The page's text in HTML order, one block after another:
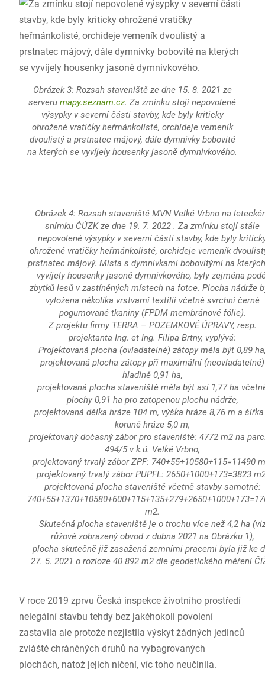
Obrázek 3: Rozsah staveniště ze dne 15. 8. 2021 ze
serverumapy.seznam.cz. Za zmínku stojí nepovolené
výsypky v severní části stavby, kde byly kriticky
ohrožené vratičky heřmánkolisté, orchideje vemeník
dvoulistý a prstnatec májový, dále dymnivky bobovité
na kterých se vyvíjely housenky jasoně dymnivkového.
Obrázek 4:Rozsah staveniště MVN Velké Vrbno na
snímku ČÚZK ze dne 19. 7. 2022 . Za zmínku stojí stále
nepovolené výsypky v severní části stavby, kde byly
ohrožené vratičky heřmánkolisté, orchideje vemeník
prstnatec májový. Místa s dymnivkami bobovitými na
vyvíjely housenky jasoně dymnivkového, byly zejména
zbytků lesů v zastíněných místech na fotce. Plocha nádrže
vyložena několika vrstvami textilií včetně svrchní černé
pogumované tkaniny (FPDM membránové fólie).
Z projektu firmy TERRA – POZEMKOVÉ ÚPRAVY, resp.
projektanta Ing. et Ing. Filipa Brtny, vyplývá:
Projektovaná plocha (ovladatelné) zátopy měla být 0,89
projektovaná plocha zátopy při maximální (neovladatelné)
hladině 0,91 ha,
projektovaná plocha staveniště měla být asi 1,77 ha
plochy 0,91 ha pro zatopenou plochu nádrže,
projektovaná délka hráze 104 m, výška hráze 8,76 m a
koruně hráze 5,0 m,
projektovaný dočasný zábor pro staveniště: 4772 m2 na
494/5 v k.ú. Velké Vrbno,
projektovaný trvalý zábor ZPF: 740+55+10580+115=11490
projektovaný trvalý zábor PUPFL: 2650+1000+173=3823
projektovaná plocha staveniště včetně stavby samotné:
m2.
Skutečná plocha staveniště je o trochu více než 4,2 ha
růžově zobrazený obvod z dubna 2021 na Obrázku 1),
plocha skutečně již zasažená zemními pracemi byla již ke
27. 5. 2021 o rozloze 40 892 m2 dle geodetického měření
V roce 2019 zprvu Česká inspekce životního prostředí
nelegální stavbu tehdy bez jakéhokoli povolení
zastavila ale protože nezjistila výskyt žádných jedinců
zvláště chráněných druhů na vybagrovaných
plochách, natož jejich ničení, víc toho neučinila.